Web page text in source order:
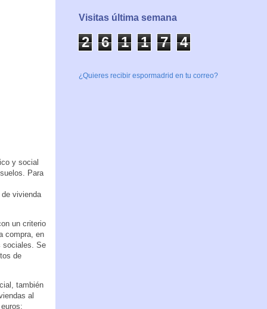
y social
Para
vivienda
un criterio
compra, en
sociales. Se
de
también
al
Visitas última semana
2 6 1 1 7 4
¿Quieres recibir espormadrid en tu correo?